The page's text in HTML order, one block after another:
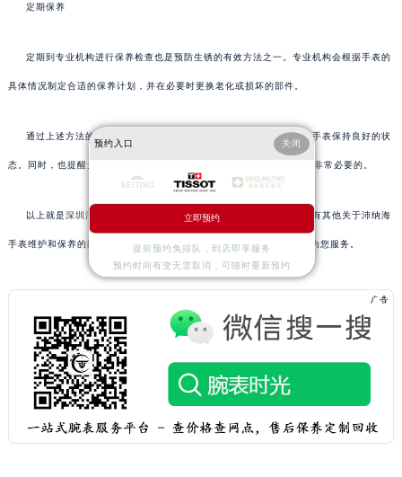
定期保养
定期到专业机构进行保养检查也是预防生锈的有效方法之一。专业机构会根据手表的
具体情况制定合适的保养计划，并在必要时更换老化或损坏的部件。
通过上述方法的实施，可以有效解决天梭机芯生锈的问题，让您的手表保持良好的状
态。同时，也提醒大家，在遇到复杂问题时及时寻求专业人士的帮助是非常必要的。
以上就是深圳沛纳海售后服务中心 为您分享的精彩内容。如果您还有其他关于沛纳海
手表维护和保养的问题，可以拨打页面400电话进行咨询，我们将竭诚为您服务。
预约入口 关闭
立即预约
提前预约免排队，到店即享服务
预约时间有变无需取消，可随时重新预约